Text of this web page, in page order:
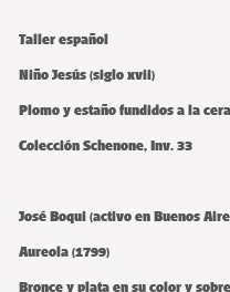
Taller español
Niño Jesús (siglo xvii)
Plomo y estaño fundidos a la
Colección Schenone, Inv. 33
José Boqui (activo en Buenos
Aureola (1799)
Bronce y plata en su color y